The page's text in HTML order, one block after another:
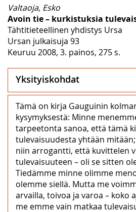
Valtaoja, Esko
Avoin tie – kurkistuksia
Tähtitieteellinen yhdistys Ursa
Ursan julkaisuja 93
Keuruu 2008, 3. painos, 275 s.
Yksityiskohdat
Tämä on kirja Gauguinin
kysymyksestä: Minne
tarpeetonta sanoa, että tämä
tulevaisuudesta yhtään
niin arrogantti, että kuvittelen
tulevaisuuteen – oli se sitten
Tiedämme minne olimme
olemme siellä. Mutta me
arvailla, toivoa ja varoa – koko
me emme vain matkaa